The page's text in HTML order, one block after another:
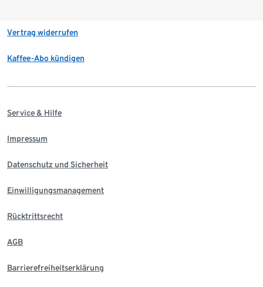
Vertrag widerrufen
Kaffee-Abo kündigen
Service & Hilfe
Impressum
Datenschutz und Sicherheit
Einwilligungsmanagement
Rücktrittsrecht
AGB
Barrierefreiheitserklärung